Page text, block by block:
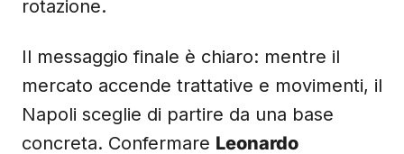
rotazione.
Il messaggio finale è chiaro: mentre il
mercato accende trattative e movimenti, il
Napoli sceglie di partire da una base
concreta. Confermare Leonardo